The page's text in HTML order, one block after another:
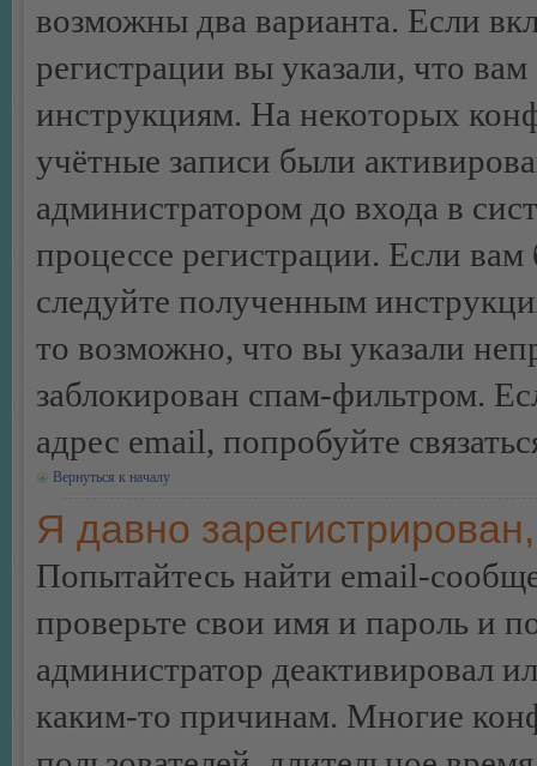
возможны два варианта. Если
регистрации вы указали, что
инструкциям. На некоторых
учётные записи были
администратором до входа в
процессе регистрации. Если
следуйте полученным
то возможно, что вы указали
заблокирован спам-фильтром.
адрес email, попробуйте
Вернуться к началу
Я давно
Попытайтесь найти email-
проверьте свои имя и пароль и
администратор деактивировал
каким-то причинам. Многие